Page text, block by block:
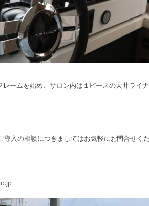
ームを始め、サロン内は１ピースの天井ラ
入の相談につきましてはお気軽にお問合せくだ